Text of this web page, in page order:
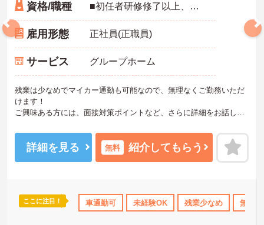
日以上 資格取得サポート 研修制度あり 産休･育休･介護休
資格/職種 ■初任者研修修了以上、または介護福祉士資格※無資格の場合は取得見込みがあれば可
雇用形態 正社員(正職員)
サービス グループホーム
残業は少なめでマイカー通勤も可能なので、無理なくご勤務いただ
けます！
ご興味ある方には、面接対策ポイントなど、さらに詳細をお話しい
詳細を見る 無料 紹介してもらう
ここに注目！ 車通勤可 未経験OK 残業少なめ 無資